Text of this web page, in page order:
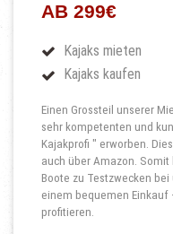
AB 299€
Kajaks mieten
Kajaks kaufen
Einen Grossteil unserer
sehr kompetenten und
Kajakprofi " erworben.
auch über Amazon.
Boote zu Testzwecken
einem bequemen Einkauf
profitieren.